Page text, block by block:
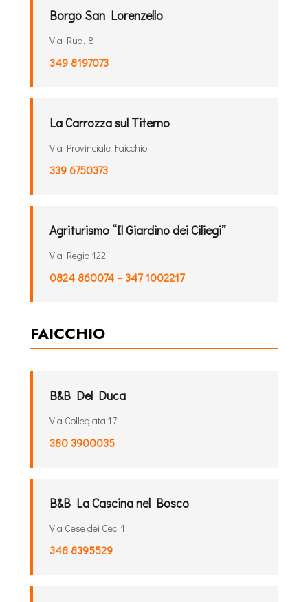
Borgo San Lorenzello
Via Rua, 8
349 8197073
La Carrozza sul Titerno
Via Provinciale Faicchio
339 6750373
Agriturismo “Il Giardino dei Ciliegi”
Via Regia 122
0824 860074 – 347 1002217
FAICCHIO
B&B Del Duca
Via Collegiata 17
380 3900035
B&B La Cascina nel Bosco
Via Cese dei Ceci 1
348 8395529